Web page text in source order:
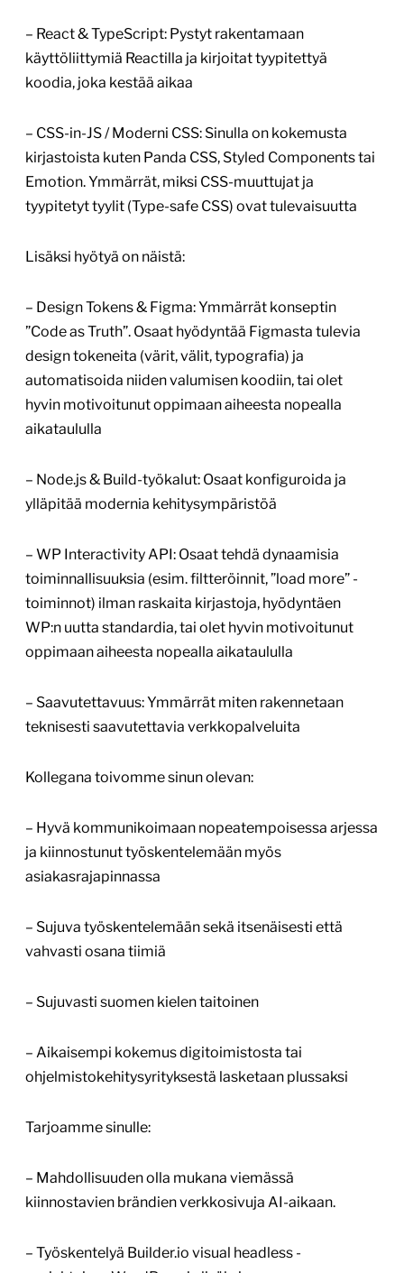
– React & TypeScript: Pystyt rakentamaan
käyttöliittymiä Reactilla ja kirjoitat tyypitettyä
koodia, joka kestää aikaa
– CSS-in-JS / Moderni CSS: Sinulla on kokemusta
kirjastoista kuten Panda CSS, Styled Components tai
Emotion. Ymmärrät, miksi CSS-muuttujat ja
tyypitetyt tyylit (Type-safe CSS) ovat tulevaisuutta
Lisäksi hyötyä on näistä:
– Design Tokens & Figma: Ymmärrät konseptin
”Code as Truth”. Osaat hyödyntää Figmasta tulevia
design tokeneita (värit, välit, typografia) ja
automatisoida niiden valumisen koodiin, tai olet
hyvin motivoitunut oppimaan aiheesta nopealla
aikataululla
– Node.js & Build-työkalut: Osaat konfiguroida ja
ylläpitää modernia kehitysympäristöä
– WP Interactivity API: Osaat tehdä dynaamisia
toiminnallisuuksia (esim. filtteröinnit, ”load more” -
toiminnot) ilman raskaita kirjastoja, hyödyntäen
WP:n uutta standardia, tai olet hyvin motivoitunut
oppimaan aiheesta nopealla aikataululla
– Saavutettavuus: Ymmärrät miten rakennetaan
teknisesti saavutettavia verkkopalveluita
Kollegana toivomme sinun olevan:
– Hyvä kommunikoimaan nopeatempoisessa arjessa
ja kiinnostunut työskentelemään myös
asiakasrajapinnassa
– Sujuva työskentelemään sekä itsenäisesti että
vahvasti osana tiimiä
– Sujuvasti suomen kielen taitoinen
– Aikaisempi kokemus digitoimistosta tai
ohjelmistokehitysyrityksestä lasketaan plussaksi
Tarjoamme sinulle:
– Mahdollisuuden olla mukana viemässä
kiinnostavien brändien verkkosivuja AI-aikaan.
– Työskentelyä Builder.io visual headless -